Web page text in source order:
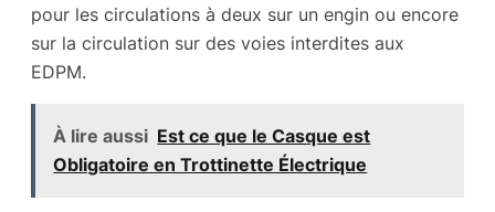
pour les circulations à deux sur un engin ou encore
sur la circulation sur des voies interdites aux
EDPM.
À lire aussi Est ce que le Casque est
Obligatoire en Trottinette Électrique